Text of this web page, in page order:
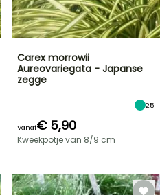
Carex morrowii
Aureovariegata - Japanse
zegge
25
Vanaf€ 5,90
Kweekpotje van 8/9 cm